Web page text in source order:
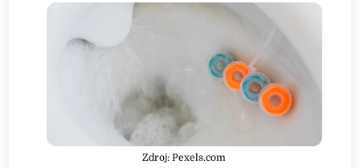
Zdroj: Pexels.com